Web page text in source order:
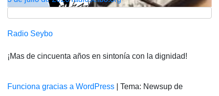
Radio Seybo
¡Mas de cincuenta años en sintonía con la dignidad!
Funciona gracias a WordPress
Tema: Newsup de